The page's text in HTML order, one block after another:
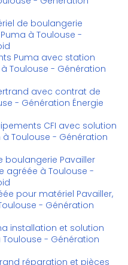
de boulangerie
Puma à Toulouse -
Puma avec station
Toulouse - Génération
avec contrat de
- Génération Énergie
CFI avec solution
Toulouse - Génération
boulangerie Pavailler
agréée à Toulouse -
pour matériel Pavailler,
- Génération
installation et solution
- Génération
réparation et pièces